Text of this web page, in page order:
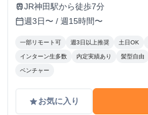
trainJR神田駅から徒歩7分
calendar_today週3日〜 / 週15時間〜
一部リモート可 週3日以上推奨 土日OK
インターン生多数 内定実績あり 髪型自由
ベンチャー
gradeお気に入り